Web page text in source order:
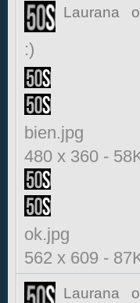
Laurana
:)
bien.jpg
480 x 360 -
ok.jpg
562 x 609 -
Laurana